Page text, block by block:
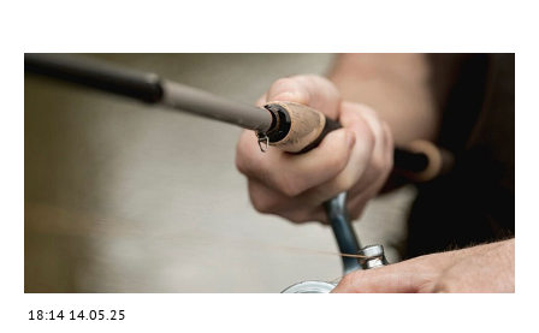
18:14 14.05.25